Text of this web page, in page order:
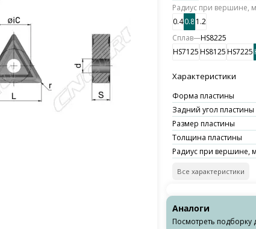
Радиус при вершине,
0.40.8 1.2
Сплав—HS8225
HS7125HS8125HS7225
Характеристики
Форма пластины
Задний угол пластины
Размер пластины
Толщина пластины
Радиус при вершине,
Все характеристики
Аналоги
Посмотреть подборку